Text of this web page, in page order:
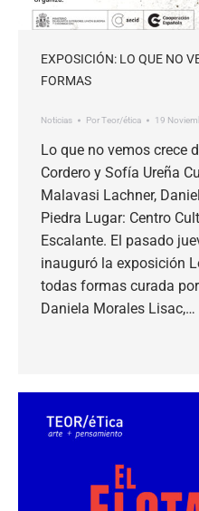
EXPOSICIÓN: LO QUE NO
FORMAS
Noticias PorTeor/ética 19
Lo que no vemos crece
Cordero y Sofía Ureña
Malavasi Lachner,
Piedra Lugar: Centro
Escalante. El pasado
inauguró la exposición
todas formas curada
Daniela Morales Lisac,…